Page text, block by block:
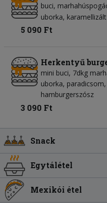
buci
uborka
5 090 Ft
Herkentyű
mini buci, 7dkg
uborka,
hamburgerszósz
3 090 Ft
Snack
Egytálétel
Mexikói étel